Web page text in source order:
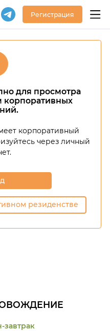
Регистрация
для просмотра
корпоративных
корпоративный
через личный
резиденстве